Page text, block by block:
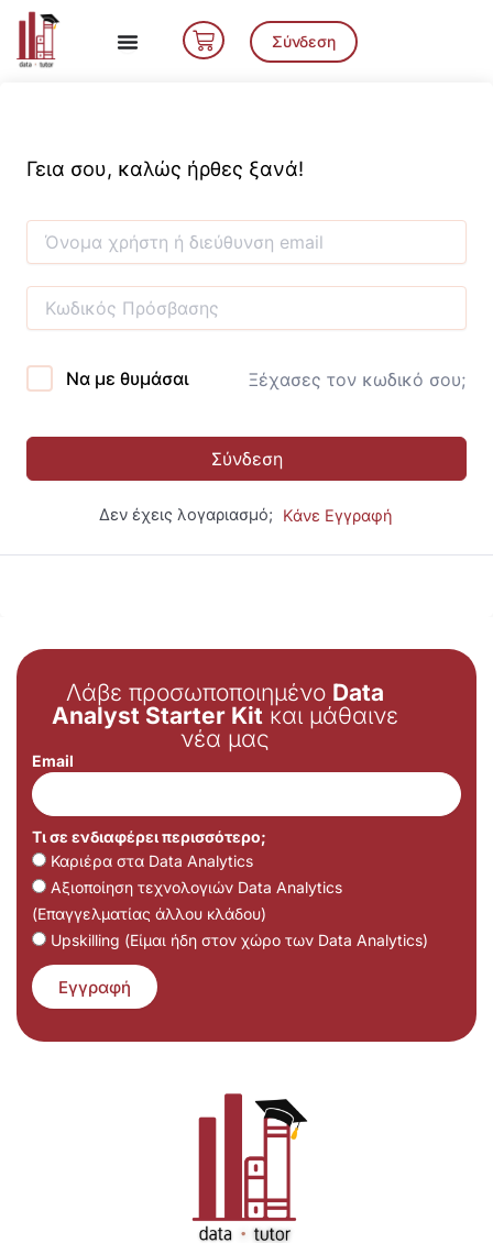
Μετάβαση
περιεχόμενο
Cart Σύνδεση
Γεια σου, καλώς ήρθες ξανά!
Να με θυμάσαι Ξέχασες τον κωδικό σου;
Σύνδεση
Δεν έχεις λογαριασμό; Κάνε Εγγραφή
Λάβε προσωποποιημένο Data
Analyst Starter Kit και μάθαινε
νέα μας
Email
Τι σε ενδιαφέρει περισσότερο;
Καριέρα στα Data Analytics
Αξιοποίηση τεχνολογιών Data Analytics
(Επαγγελματίας άλλου κλάδου)
Upskilling (Είμαι ήδη στον χώρο των Data Analytics)
Εγγραφή